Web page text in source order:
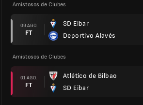
Amistosos de Clubes
09 AGO.
FT
SD Eibar
Deportivo Alavés
Amistosos de Clubes
01 AGO.
FT
Atlético de Bilbao
SD Eibar